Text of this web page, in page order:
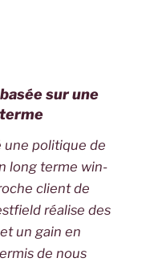
sur une
une politique de
long terme win-
client de
réalise des
un gain en
de nous